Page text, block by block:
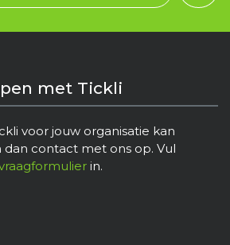
met Tickli
voor jouw organisatie kan
contact met ons op. Vul
in.